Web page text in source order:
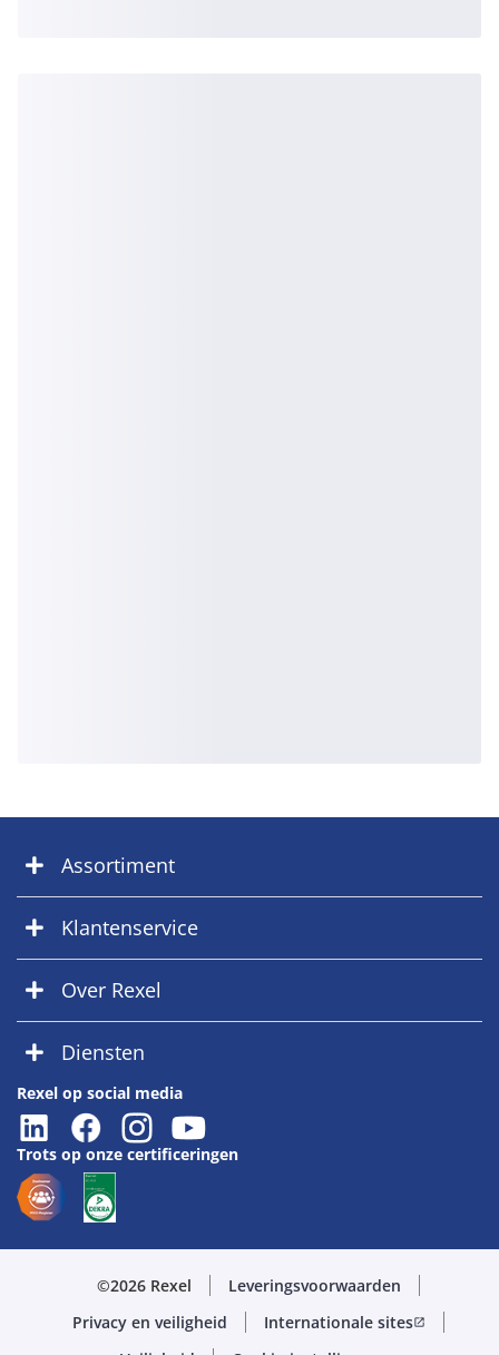
Assortiment
Klantenservice
Over Rexel
Diensten
Rexel op social media
Trots op onze certificeringen
©2026 Rexel
Leveringsvoorwaarden
Privacy en veiligheid
Internationale sitesopen_in_new